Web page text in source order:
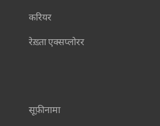
करियर
रेख़्ता एक्सप्लोरर
सूफ़ीनामा